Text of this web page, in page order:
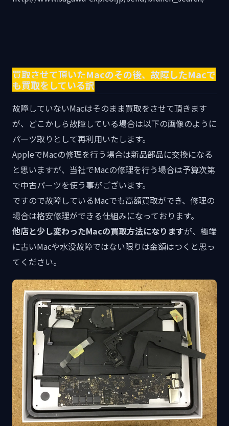
買取させて頂いたMacのその後、故障したMacで
も買取をしている訳
故障していないMacはそのまま買取をさせて頂きます
が、どこかしら故障している場合は以下の画像のように
パーツ取りとして再利用いたします。
AppleでMacの修理を行う場合は新品部品に交換になる
と思いますが、当社でMacの修理を行う場合は予算次第
で中古パーツを使う事がございます。
ですので故障しているMacでも高額買取ができ、修理の
場合は格安修理ができる仕組みになっております。
他店と少し変わったMacの買取方法になりますが、極端
に古いMacや水没故障ではない限りは金額はつくと思っ
てください。